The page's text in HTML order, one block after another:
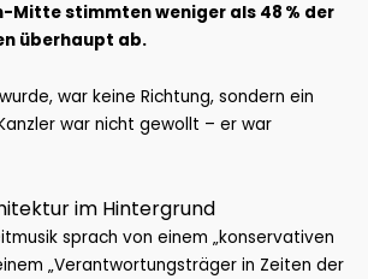
Mitte stimmten weniger als 48 % der
überhaupt ab.
war keine Richtung, sondern ein
war nicht gewollt – er war
im Hintergrund
sprach von einem „konservativen
„Verantwortungsträger in Zeiten der